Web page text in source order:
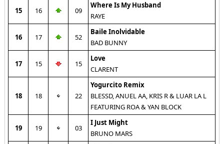
15 16 09
Where Is My Husband
RAYE
16 17 52
Baile Inolvidable
BAD BUNNY
17 15 15
Love
CLARENT
18 18 22
Yogurcito Remix
BLESSD, ANUEL AA, KRIS R & LUAR LA L
FEATURING ROA & YAN BLOCK
19 19 03
I Just Might
BRUNO MARS